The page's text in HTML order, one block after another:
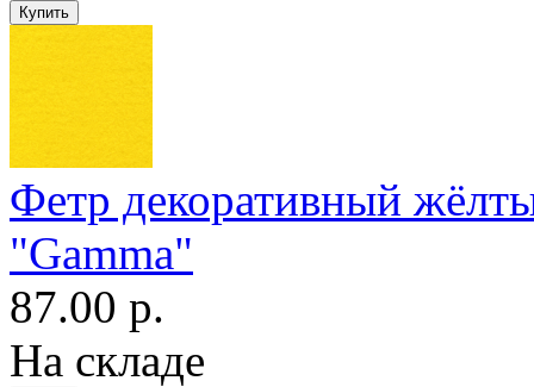
Фетр декоративный
"Gamma"
87.00 р.
На складе